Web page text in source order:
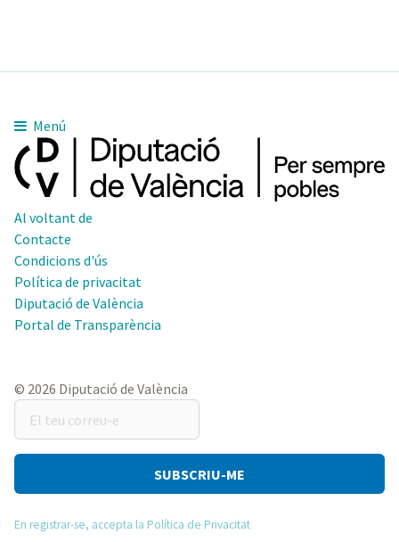
Menú
Al voltant de
Contacte
Condicions d'ús
Política de privacitat
Diputació de València
Portal de Transparència
© 2026 Diputació de València
teu
correu-
En registrar-se, accepta la Política de Privacitat